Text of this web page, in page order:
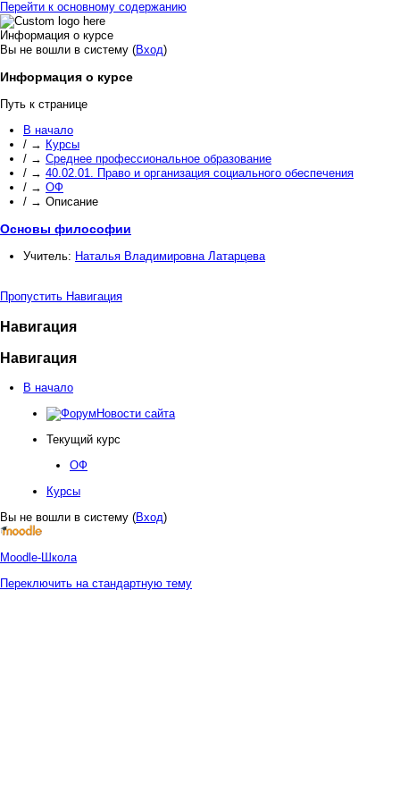
Перейти к основному содержанию
Информация о курсе
Вы не вошли в систему (Вход)
Информация о курсе
Путь к странице
В начало
/ → Курсы
/ → Среднее профессиональное образование
/ → 40.02.01. Право и организация социального обеспечения
/ → ОФ
/ → Описание
Основы философии
Учитель: Наталья Владимировна Латарцева
Пропустить Навигация
Навигация
Навигация
В начало
Новости сайта
Текущий курс
ОФ
Курсы
Вы не вошли в систему (Вход)
Moodle-Школа
Переключить на стандартную тему